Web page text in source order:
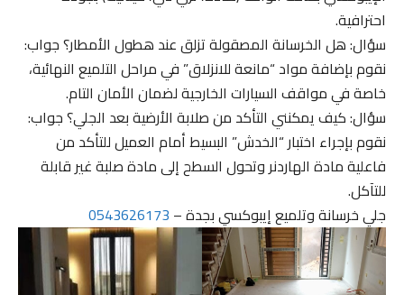
احترافية.
سؤال: هل الخرسانة المصقولة تزلق عند هطول الأمطار؟ جواب:
نقوم بإضافة مواد “مانعة للانزلاق” في مراحل التلميع النهائية،
خاصة في مواقف السيارات الخارجية لضمان الأمان التام.
سؤال: كيف يمكنني التأكد من صلابة الأرضية بعد الجلي؟ جواب:
نقوم بإجراء اختبار “الخدش” البسيط أمام العميل للتأكد من
فاعلية مادة الهاردنر وتحول السطح إلى مادة صلبة غير قابلة
للتآكل.
جلي خرسانة وتلميع إيبوكسي بجدة –0543626173